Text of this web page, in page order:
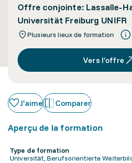
Offre conjointe: Lassalle-
Universität Freiburg UNIFR
Plusieurs lieux de formation
Vers l’offre
J'aime Comparer
Aperçu de la formation
Type de formation
Universität, Berufsorientierte